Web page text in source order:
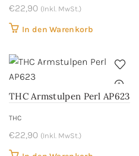
€22,90 (Inkl. MwSt.)
In den Warenkorb
THC Armstulpen Perl AP623
THC
€22,90 (Inkl. MwSt.)